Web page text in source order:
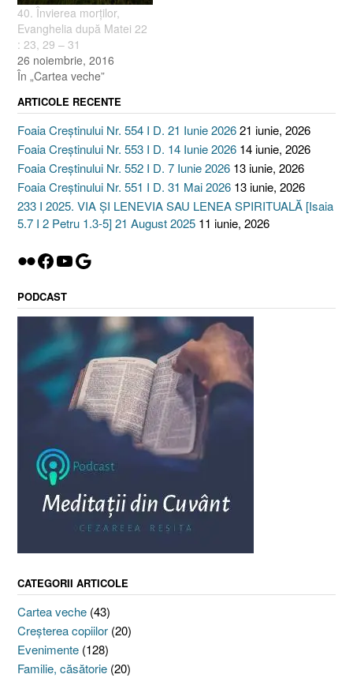
40. Învierea morţilor,
Evanghelia după Matei 22
: 23, 29 – 31
26 noiembrie, 2016
În „Cartea veche”
ARTICOLE RECENTE
Foaia Creștinului Nr. 554 I D. 21 Iunie 202621 iunie, 2026
Foaia Creștinului Nr. 553 I D. 14 Iunie 2026 14 iunie, 2026
Foaia Creștinului Nr. 552 I D. 7 Iunie 2026 13 iunie, 2026
Foaia Creștinului Nr. 551 I D. 31 Mai 2026 13 iunie, 2026
233 I 2025. VIA ȘI LENEVIA SAU LENEA SPIRITUALĂ [Isaia
5.7 I 2 Petru 1.3-5] 21 August 2025 11 iunie, 2026
Flickr
Facebook
YouTube
Google
PODCAST
CATEGORII ARTICOLE
Cartea veche (43)
Creşterea copiilor (20)
Evenimente (128)
Familie, căsătorie (20)